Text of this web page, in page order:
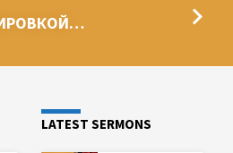
LATEST SERMONS